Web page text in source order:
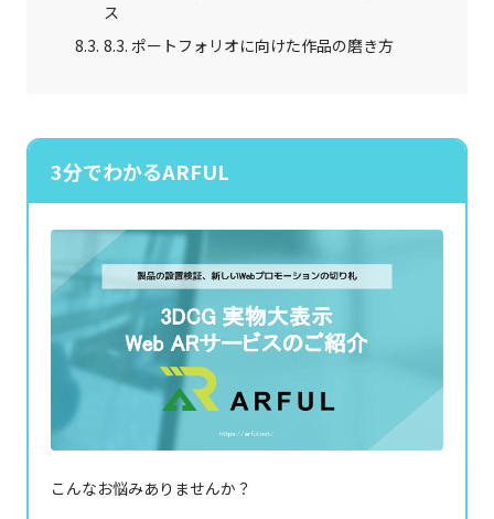
ス
8.3. ポートフォリオに向けた作品の磨き方
3分でわかるARFUL
こんなお悩みありませんか？